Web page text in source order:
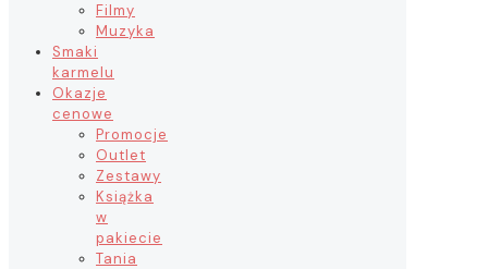
Filmy
Muzyka
Smaki
karmelu
Okazje
cenowe
Promocje
Outlet
Zestawy
Książka
w
pakiecie
Tania